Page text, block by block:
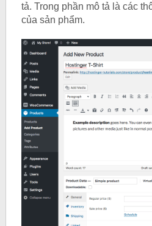
tả. Trong phần mô tả là các
của sản phẩm.